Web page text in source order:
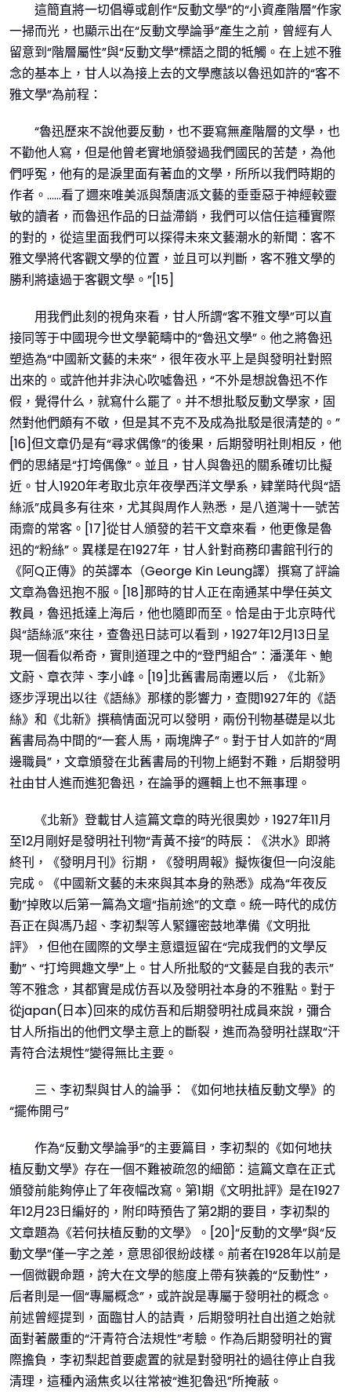
這簡直將一切倡導或創作“反動文學”的“小資產階層”作家
一掃而光，也顯示出在“反動文學論爭”產生之前，曾經有人
留意到“階層屬性”與“反動文學”標語之間的牴觸。在上述不雅
念的基本上，甘人以為接上去的文學應該以魯迅如許的“客不
雅文學”為前程：
“魯迅歷來不說他要反動，也不要寫無產階層的文學，也
不勸他人寫，但是他曾老實地頒發過我們國民的苦楚，為他
們呼冤，他有的是淚里面有著血的文學，所所以我們時期的
作者。……看了邇來唯美派與頹唐派文藝的垂垂惡于神經較靈
敏的讀者，而魯迅作品的日益滯銷，我們可以信任這種實際
的對的，從這里面我們可以探得未來文藝潮水的新聞：客不
雅文學將代客觀文學的位置，並且可以判斷，客不雅文學的
勝利將遠過于客觀文學。”[15]
用我們此刻的視角來看，甘人所謂“客不雅文學”可以直
接同等于中國現今世文學範疇中的“魯迅文學”。他之將魯迅
塑造為“中國新文藝的未來”，很年夜水平上是與發明社對照
出來的。或許他并非決心吹噓魯迅，“不外是想說魯迅不作
假，覺得什么，就寫什么罷了。并不想批駁反動文學家，固
然對他們頗有不敬，但是其不克不及成為批駁是很清楚的。”
[16]但文章仍是有“尋求偶像”的後果，后期發明社則相反，他
們的思緒是“打垮偶像”。並且，甘人與魯迅的關系確切比擬
近。甘人1920年考取北京年夜學西洋文學系，肄業時代與“語
絲派”成員多有往來，尤其與周作人熟悉，是八道灣十一號苦
雨齋的常客。[17]從甘人頒發的若干文章來看，他更像是魯
迅的“粉絲”。異樣是在1927年，甘人針對商務印書館刊行的
《阿Q正傳》的英譯本（George Kin Leung譯）撰寫了評論
文章為魯迅抱不服。[18]那時的甘人正在南通某中學任英文
教員，魯迅抵達上海后，他也隨即而至。恰是由于北京時代
與“語絲派”來往，查魯迅日誌可以看到，1927年12月13日呈
現一個看似希奇，實則道理之中的“登門組合”：潘漢年、鮑
文蔚、章衣萍、李小峰。[19]北舊書局南遷以后，《北新》
逐步浮現出以往《語絲》那樣的影響力，查閱1927年的《語
絲》和《北新》撰稿情面況可以發明，兩份刊物基礎是以北
舊書局為中間的“一套人馬，兩塊牌子”。對于甘人如許的“周
邊職員”，文章頒發在北舊書局的刊物上絕對不難，后期發明
社由甘人進而進犯魯迅，在論爭的邏輯上也不無事理。
《北新》登載甘人這篇文章的時光很奧妙，1927年11月
至12月剛好是發明社刊物“青黃不接”的時辰：《洪水》即將
終刊，《發明月刊》衍期，《發明周報》擬恢復但一向沒能
完成。《中國新文藝的未來與其本身的熟悉》成為“年夜反
動”掉敗以后第一篇為文壇“指前途”的文章。統一時代的成仿
吾正在與馮乃超、李初梨等人緊鑼密鼓地準備《文明批
評》，但他在國際的文學主意還逗留在“完成我們的文學反
動”、“打垮興趣文學”上。甘人所批駁的“文藝是自我的表示”
等不雅念，其都實是成仿吾以及發明社本身的不雅點。對于
從japan(日本)回來的成仿吾和后期發明社成員來說，彌合
甘人所指出的他們文學主意上的斷裂，進而為發明社謀取“汗
青符合法規性”變得無比主要。
三、李初梨與甘人的論爭：《如何地扶植反動文學》的
“擺佈開弓”
作為“反動文學論爭”的主要篇目，李初梨的《如何地扶
植反動文學》存在一個不難被疏忽的細節：這篇文章在正式
頒發前能夠停止了年夜幅改寫。第1期《文明批評》是在1927
年12月23日編好的，附印時預告了第2期的要目，李初梨的
文章題為《若何扶植反動的文學》。[20]“反動的文學”與“反
動文學”僅一字之差，意思卻很紛歧樣。前者在1928年以前是
一個微觀命題，誇大在文學的態度上帶有狹義的“反動性”，
后者則是一個“專屬概念”，或許說是專屬于發明社的概念。
前述曾經提到，面臨甘人的詰責，后期發明社自出道之始就
面對著嚴重的“汗青符合法規性”考驗。作為后期發明社的實
際擔負，李初梨起首要處置的就是對發明社的過往停止自我
清理，這種內涵焦炙以往常被“進犯魯迅”所掩蔽。